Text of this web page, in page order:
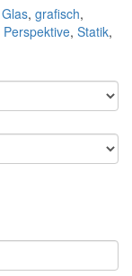
Glas, grafisch,
Perspektive, Statik,